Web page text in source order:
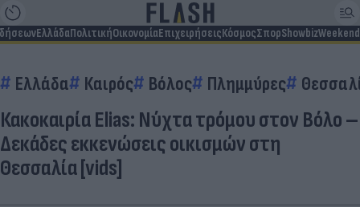
ΕλλάδαΠολιτικήΟικονομίαΕπιχειρήσειςΚόσμοςΣπορShowbizWeekend
Ελλάδα Καιρός Βόλος Πλημμύρες
Κακοκαιρία Elias: Νύχτα τρόμου στον Βόλο –
Δεκάδες εκκενώσεις οικισμών στη
Θεσσαλία [vids]